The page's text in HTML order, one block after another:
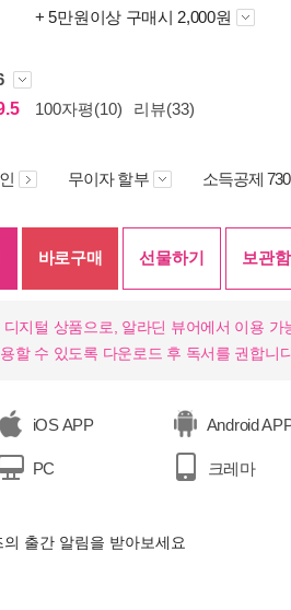
+ 5만원이상 구매시 2,000원
100자평(10) 리뷰(33)
무이자 할부 소득공제
바로구매 선물하기 보관
지털 상품으로, 알라딘 뷰어에서 이용 가
할 수 있도록 다운로드 후 독서를 권합니
iOS APP Android
PC 크레마
출간 알림을 받아보세요